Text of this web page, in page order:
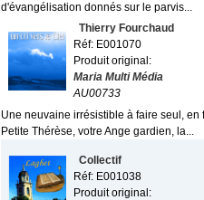
d'évangélisation donnés sur le parvis...
Thierry Fourchaud
Réf: E001070
Produit original:
Maria Multi Média
AU00733
Une neuvaine irrésistible à faire seul,
Petite Thérèse, votre Ange gardien, la...
Collectif
Réf: E001038
Produit original: